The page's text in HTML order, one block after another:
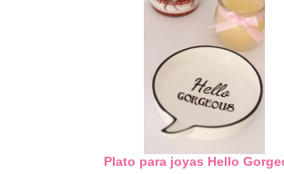
Plato para joyas Hello